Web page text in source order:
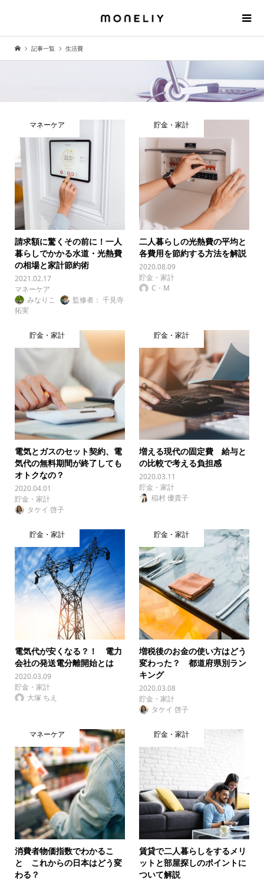
記事一覧 生活費
マネーケア
請求額に驚くその前に！一人
暮らしでかかる水道・光熱費
の相場と家計節約術
2021.02.17
マネーケア
みなりこ
監修者： 千見寺
拓実
貯金・家計
二人暮らしの光熱費の平均と
各費用を節約する方法を解説
2020.08.09
貯金・家計
C・M
貯金・家計
電気とガスのセット契約、電
気代の無料期間が終了しても
オトクなの？
2020.04.01
貯金・家計
タケイ 啓子
貯金・家計
増える現代の固定費 給与と
の比較で考える負担感
2020.03.11
貯金・家計
稲村 優貴子
貯金・家計
電気代が安くなる？！ 電力
会社の発送電分離開始とは
2020.03.09
貯金・家計
大塚 ちえ
貯金・家計
増税後のお金の使い方はどう
変わった？ 都道府県別ラン
キング
2020.03.08
貯金・家計
タケイ 啓子
マネーケア
消費者物価指数でわかるこ
と これからの日本はどう変
わる？
貯金・家計
賃貸で二人暮らしをするメリ
ットと部屋探しのポイントに
ついて解説